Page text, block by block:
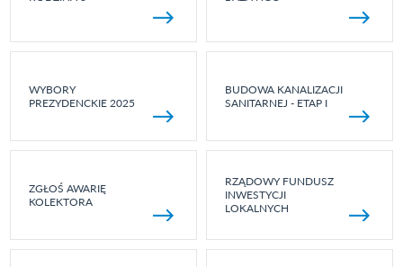
WYBORY
PREZYDENCKIE 2025
BUDOWA KANALIZACJI
SANITARNEJ - ETAP I
ZGŁOŚ AWARIĘ
KOLEKTORA
RZĄDOWY FUNDUSZ
INWESTYCJI
LOKALNYCH